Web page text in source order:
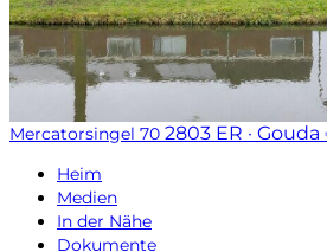
Mercatorsingel 70 2803 ER · Gouda
Heim
Medien
In der Nähe
Dokumente